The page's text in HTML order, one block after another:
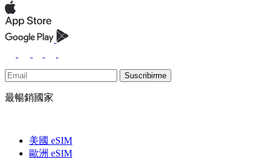
Suscribirme
最暢銷國家
美國 eSIM
歐洲 eSIM